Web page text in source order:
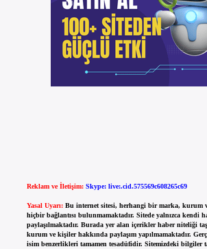
Reklam ve İletişim: Skype: live:.cid.575569c608265c69
Yasal Uyarı: Bu internet sitesi, herhangi bir marka, kurum
hiçbir bağlantısı bulunmamaktadır. Sitede yalnızca kendi
paylaşılmaktadır. Burada yer alan içerikler haber niteliği
kurum ve kişiler hakkında paylaşım yapılmamaktadır.
isim benzerlikleri tamamen tesadüfidir. Sitemizdeki bilgiler